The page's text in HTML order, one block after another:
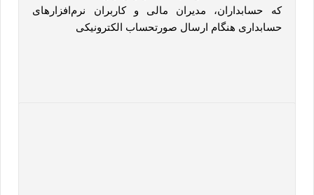
که حسابداران، مدیران مالی و کاربران نرم‌افزارهای
حسابداری هنگام ارسال صورتحساب الکترونیکی